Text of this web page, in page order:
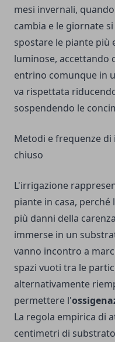
mesi invernali,
cambia e le giornate
spostare le piante più
luminose, accettando
entrino comunque in
va rispettata
sospendendo le
Metodi e frequenze
chiuso
L'irrigazione
piante in casa, perché
più danni della
immerse in un
vanno incontro a
spazi vuoti tra le
alternativamente
permettere l'
La regola empirica di
centimetri di